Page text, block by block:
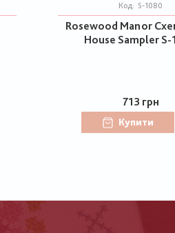
Код: S-1080
Rosewood Manor
House Sampler
713 грн
Купити